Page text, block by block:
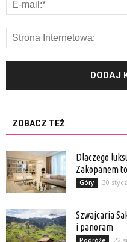
ZOBACZ TEŻ
Dlaczego
Zakopanem
Góry 30
Szwajcaria
i panoram
Podróże 22